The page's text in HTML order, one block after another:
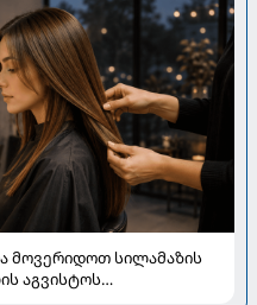
მოვერიდოთ სილამაზის
აგვისტოს